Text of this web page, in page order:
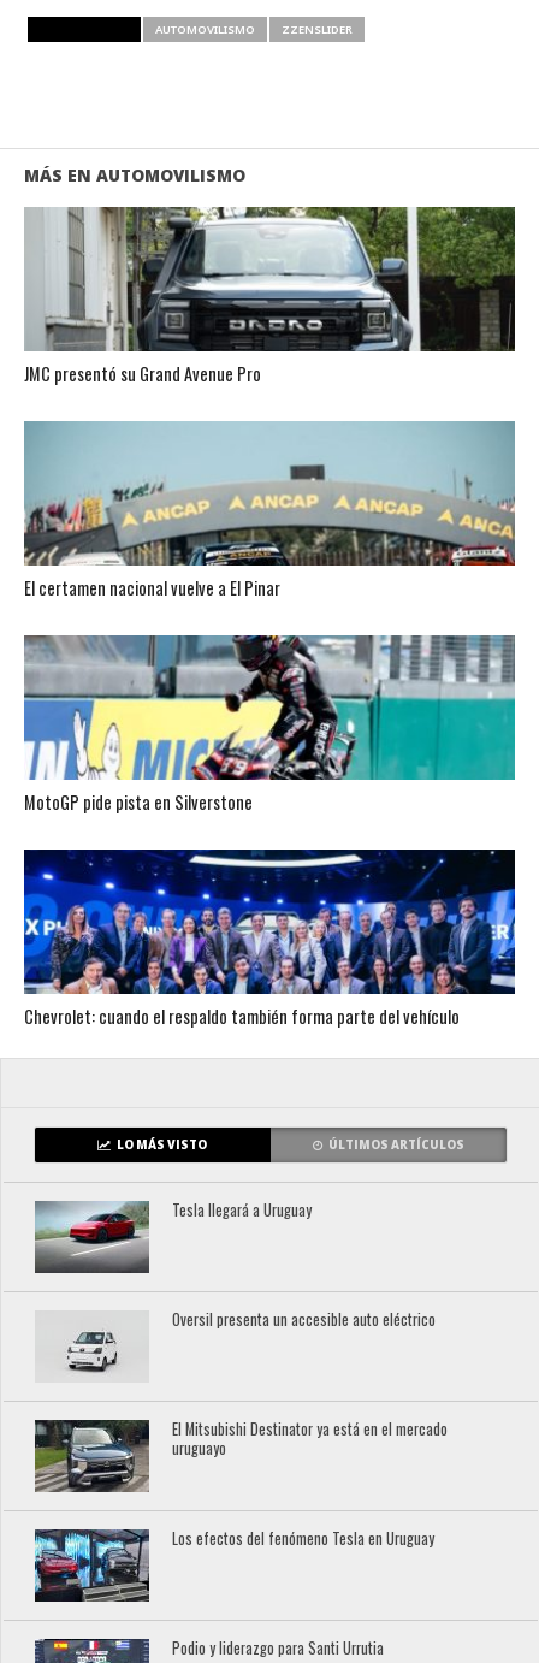
AUTOMOVILISMO ZZENSLIDER
MÁS EN AUTOMOVILISMO
JMC presentó su Grand Avenue Pro
El certamen nacional vuelve a El Pinar
MotoGP pide pista en Silverstone
Chevrolet: cuando el respaldo también forma parte del vehículo
LO MÁS VISTO ÚLTIMOS ARTÍCULOS
Tesla llegará a Uruguay
Oversil presenta un accesible auto eléctrico
El Mitsubishi Destinator ya está en el mercado
uruguayo
Los efectos del fenómeno Tesla en Uruguay
Podio y liderazgo para Santi Urrutia